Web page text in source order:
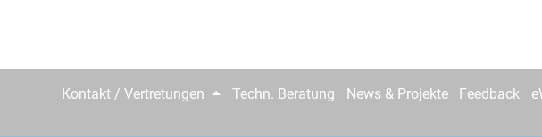
Kontakt / Vertretungen Techn. Beratung News & Projekte Feedback